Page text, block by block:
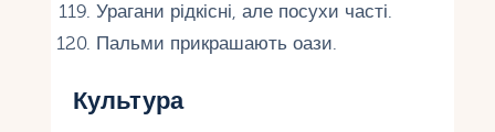
Урагани рідкісні, але посухи часті.
Пальми прикрашають оази.
Культура